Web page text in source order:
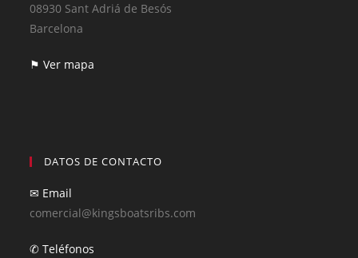
08930 Sant Adriá de Besós
Barcelona
⚑ Ver mapa
DATOS DE CONTACTO
✉ Email
comercial@kingsboatsribs.com
✆ Teléfonos